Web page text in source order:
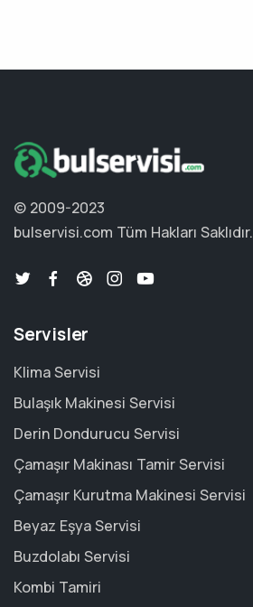
© 2009-2023
bulservisi.com Tüm Hakları Saklıdır.
Servisler
Klima Servisi
Bulaşık Makinesi Servisi
Derin Dondurucu Servisi
Çamaşır Makinası Tamir Servisi
Çamaşır Kurutma Makinesi Servisi
Beyaz Eşya Servisi
Buzdolabı Servisi
Kombi Tamiri